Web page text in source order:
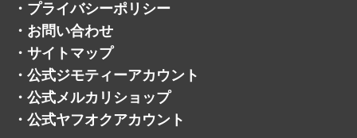
・ プライバシーポリシー
・ お問い合わせ
・ サイトマップ
・ 公式ジモティーアカウント
・ 公式メルカリショップ
・ 公式ヤフオクアカウント